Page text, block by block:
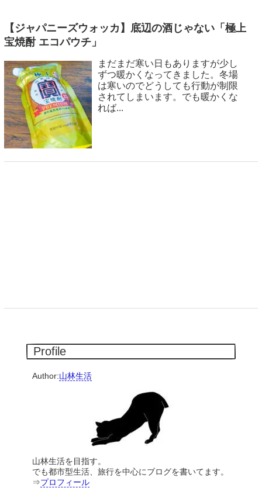
【ジャパニーズウォッカ】底辺の酒じゃない「極上
宝焼酎 エコパウチ」
まだまだ寒い日もありますが少し
ずつ暖かくなってきました。冬場
は寒いのでどうしても行動が制限
されてしまいます。でも暖かくな
れば...
Profile
Author:山林生活
山林生活を目指す。
でも都市型生活、旅行を中心にブログを書いてます。
⇒プロフィール